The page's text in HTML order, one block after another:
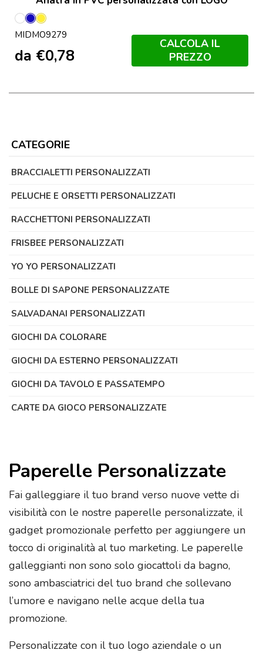
CATEGORIE
BRACCIALETTI PERSONALIZZATI
PELUCHE E ORSETTI PERSONALIZZATI
RACCHETTONI PERSONALIZZATI
FRISBEE PERSONALIZZATI
YO YO PERSONALIZZATI
BOLLE DI SAPONE PERSONALIZZATE
SALVADANAI PERSONALIZZATI
GIOCHI DA COLORARE
GIOCHI DA ESTERNO PERSONALIZZATI
GIOCHI DA TAVOLO E PASSATEMPO
CARTE DA GIOCO PERSONALIZZATE
Bianco
BluGiallo
MIDMO9279
da €0,78
CALCOLA IL
PREZZO
Paperelle Personalizzate
Fai galleggiare il tuo brand verso nuove vette di
visibilità con le nostre paperelle personalizzate, il
gadget promozionale perfetto per aggiungere un
tocco di originalità al tuo marketing. Le paperelle
galleggianti non sono solo giocattoli da bagno,
sono ambasciatrici del tuo brand che sollevano
l’umore e navigano nelle acque della tua
promozione.
Personalizzate con il tuo logo aziendale o un